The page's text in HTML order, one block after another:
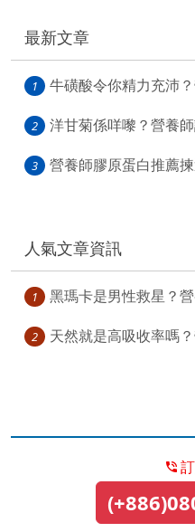
最新文章
1 牛磺酸令你精力充沛
2 洋甘菊係咩嚟？營養
3 營養師膠原蛋白推薦
人氣文章資訊
1 黑瑪卡是男性救星？
2 天然就是高吸收率嗎